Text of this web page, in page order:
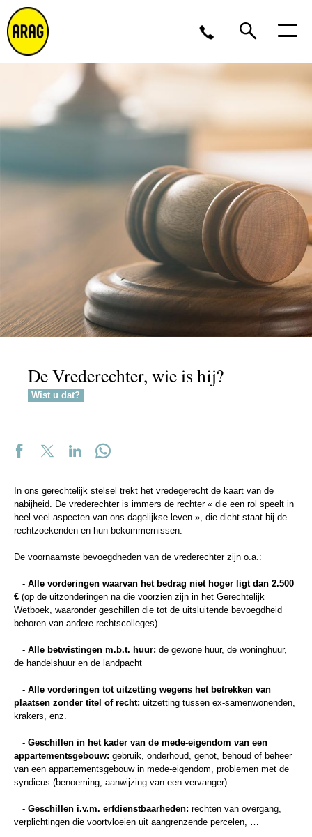
Ma/Do 9 – 17, Vr 9 – 16
02 643 12 11
De Vrederechter, wie is hij?
Wist u dat?
In ons gerechtelijk stelsel trekt het vredegerecht de kaart van de
nabijheid. De vrederechter is immers de rechter « die een rol speelt in
heel veel aspecten van ons dagelijkse leven », die dicht staat bij de
rechtzoekenden en hun bekommernissen.
De voornaamste bevoegdheden van de vrederechter zijn o.a.:
- Alle vorderingen waarvan het bedrag niet hoger ligt dan 2.500
€ (op de uitzonderingen na die voorzien zijn in het Gerechtelijk
Wetboek, waaronder geschillen die tot de uitsluitende bevoegdheid
behoren van andere rechtscolleges)
- Alle betwistingen m.b.t. huur: de gewone huur, de woninghuur,
de handelshuur en de landpacht
- Alle vorderingen tot uitzetting wegens het betrekken van
plaatsen zonder titel of recht: uitzetting tussen ex-samenwonenden,
krakers, enz.
- Geschillen in het kader van de mede-eigendom van een
appartementsgebouw: gebruik, onderhoud, genot, behoud of beheer
van een appartementsgebouw in mede-eigendom, problemen met de
syndicus (benoeming, aanwijzing van een vervanger)
- Geschillen i.v.m. erfdienstbaarheden: rechten van overgang,
verplichtingen die voortvloeien uit aangrenzende percelen, …